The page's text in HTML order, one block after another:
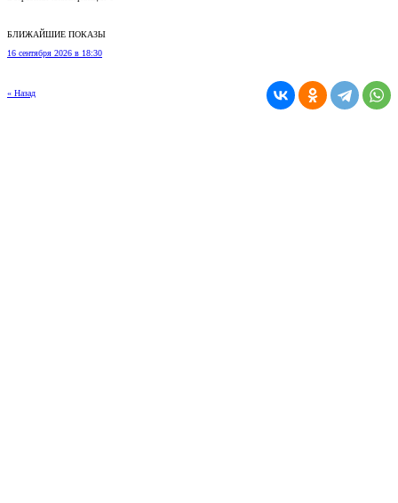
БЛИЖАЙШИЕ ПОКАЗЫ
16 сентября 2026 в 18:30
« Назад